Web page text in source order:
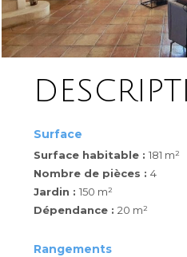
Surface
Surface habitable : 181 m²
Nombre de pièces : 4
Jardin : 150 m²
Dépendance : 20 m²
Rangements